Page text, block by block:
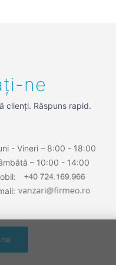
ne
clienți. Răspuns rapid.
- Vineri – 8:00 - 18:00
– 10:00 - 14:00